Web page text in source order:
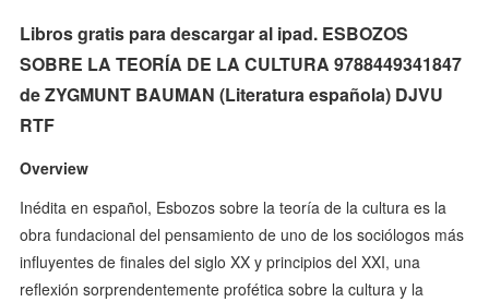
Libros gratis para descargar al ipad. ESBOZOS
SOBRE LA TEORÍA DE LA CULTURA 9788449341847
de ZYGMUNT BAUMAN (Literatura española) DJVU
RTF
Overview
Inédita en español, Esbozos sobre la teoría de la cultura es la
obra fundacional del pensamiento de uno de los sociólogos más
influyentes de finales del siglo XX y principios del XXI, una
reflexión sorprendentemente profética sobre la cultura y la